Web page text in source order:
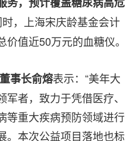
时，上海宋庆龄基金会计
值近50万元的血糖仪。
事长俞熔表示：“美年大
者，致力于凭借医疗、
等重大疾病预防领域进行
。本次公益项目落地也标